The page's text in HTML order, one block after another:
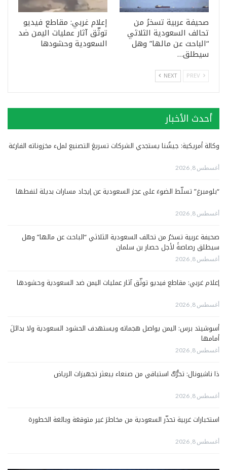
صحيفة عربية تسخرُ من
تحالف السعودية الثلاثي
“الباحث عن مالها” وهل
سيطلق…
إعلام غربي: مقاطع فيديو
توثّق آثار عمليات اليمن ضد
السعودية وحشودها
NEXT
أحدث الأخبار
وكالة أمريكية: جيشُنا يستجدي الشركات تسريعَ التصنيع لملء مخزوناته الفارغة
أغسطس 8, 2026
“بلومبرغ” تسلّط الضوءَ على عجز السعودية عن إيجاد مسارات بديلة لنفطها
أغسطس 8, 2026
صحيفة عربية تسخرُ من تحالف السعودية الثلاثي “الباحث عن مالها” وهل
سيطلق رصاصةً لأجل حصار بن سلمان
أغسطس 8, 2026
إعلام غربي: مقاطع فيديو توثّق آثار عمليات اليمن ضد السعودية وحشودها
أغسطس 8, 2026
أسوشيتد برس: اليمن يواصل هجماته ويستهدف الحشود السعودية ولا بدائلَ
أمامها
أغسطس 8, 2026
ذا ناشيونال: تحرُّكٌ استباقي من صنعاء يبعثر تجهيزات الرياض
أغسطس 8, 2026
استخبارات غربية تحذّر السعودية من مخاطرَ غير متوقعَة وبالغة الخطورة
أغسطس 8, 2026